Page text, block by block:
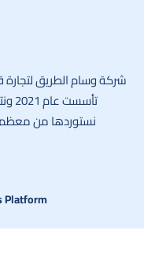
شركة وسام الطريق لتجارة
نستوردها من معظم
Platform